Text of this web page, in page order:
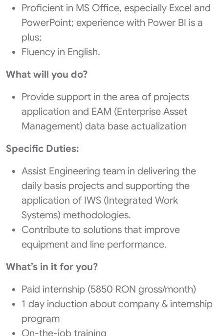
Proficient in MS Office, especially Excel and
PowerPoint; experience with Power BI is a
plus;
Fluency in English.
What will you do?
Provide support in the area of projects
application and EAM (Enterprise Asset
Management) data base actualization
Specific Duties:
Assist Engineering team in delivering the
daily basis projects and supporting the
application of IWS (Integrated Work
Systems) methodologies.
Contribute to solutions that improve
equipment and line performance.
What’s in it for you?
Paid internship (5850 RON gross/month)
1 day induction about company & internship
program
On-the-job training